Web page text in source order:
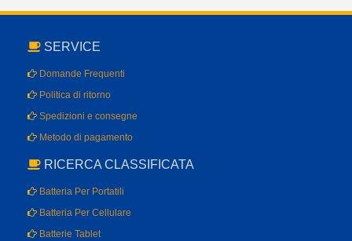
SERVICE
Domande Frequenti
Politica di ritorno
Spedizioni e consegne
Metodo di pagamento
RICERCA CLASSIFICATA
Batteria Per Portatili
Batteria Per Cellulare
Batterie Tablet